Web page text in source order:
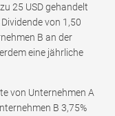
25 USD gehandelt
von 1,50
B an der
eine jährliche
von Unternehmen A
B 3,75%